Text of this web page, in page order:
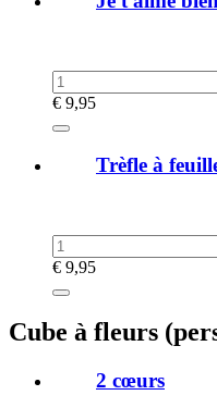
€ 9,95
Trèfle à
€ 9,95
Cube à fleurs
2 cœurs